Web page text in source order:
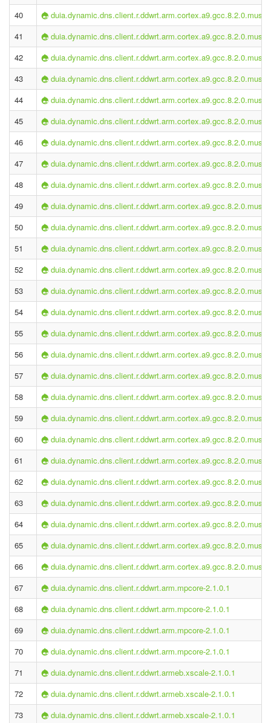
40
duia.dynamic.dns.client.r.ddwrt.arm.cortex.a9.gcc.8.2.0.musl-
41
duia.dynamic.dns.client.r.ddwrt.arm.cortex.a9.gcc.8.2.0.musl-
42
duia.dynamic.dns.client.r.ddwrt.arm.cortex.a9.gcc.8.2.0.musl-
43
duia.dynamic.dns.client.r.ddwrt.arm.cortex.a9.gcc.8.2.0.musl-
44
duia.dynamic.dns.client.r.ddwrt.arm.cortex.a9.gcc.8.2.0.musl-
45
duia.dynamic.dns.client.r.ddwrt.arm.cortex.a9.gcc.8.2.0.musl-
46
duia.dynamic.dns.client.r.ddwrt.arm.cortex.a9.gcc.8.2.0.musl-
47
duia.dynamic.dns.client.r.ddwrt.arm.cortex.a9.gcc.8.2.0.musl-
48
duia.dynamic.dns.client.r.ddwrt.arm.cortex.a9.gcc.8.2.0.musl-
49
duia.dynamic.dns.client.r.ddwrt.arm.cortex.a9.gcc.8.2.0.musl-
50
duia.dynamic.dns.client.r.ddwrt.arm.cortex.a9.gcc.8.2.0.musl-
51
duia.dynamic.dns.client.r.ddwrt.arm.cortex.a9.gcc.8.2.0.musl-
52
duia.dynamic.dns.client.r.ddwrt.arm.cortex.a9.gcc.8.2.0.musl-
53
duia.dynamic.dns.client.r.ddwrt.arm.cortex.a9.gcc.8.2.0.musl-
54
duia.dynamic.dns.client.r.ddwrt.arm.cortex.a9.gcc.8.2.0.musl-
55
duia.dynamic.dns.client.r.ddwrt.arm.cortex.a9.gcc.8.2.0.musl-
56
duia.dynamic.dns.client.r.ddwrt.arm.cortex.a9.gcc.8.2.0.musl-
57
duia.dynamic.dns.client.r.ddwrt.arm.cortex.a9.gcc.8.2.0.musl-
58
duia.dynamic.dns.client.r.ddwrt.arm.cortex.a9.gcc.8.2.0.musl-
59
duia.dynamic.dns.client.r.ddwrt.arm.cortex.a9.gcc.8.2.0.musl-
60
duia.dynamic.dns.client.r.ddwrt.arm.cortex.a9.gcc.8.2.0.musl-
61
duia.dynamic.dns.client.r.ddwrt.arm.cortex.a9.gcc.8.2.0.musl-
62
duia.dynamic.dns.client.r.ddwrt.arm.cortex.a9.gcc.8.2.0.musl-
63
duia.dynamic.dns.client.r.ddwrt.arm.cortex.a9.gcc.8.2.0.musl-
64
duia.dynamic.dns.client.r.ddwrt.arm.cortex.a9.gcc.8.2.0.musl-
65
duia.dynamic.dns.client.r.ddwrt.arm.cortex.a9.gcc.8.2.0.musl-
66
duia.dynamic.dns.client.r.ddwrt.arm.cortex.a9.gcc.8.2.0.musl-
67
duia.dynamic.dns.client.r.ddwrt.arm.mpcore-2.1.0.1
68
duia.dynamic.dns.client.r.ddwrt.arm.mpcore-2.1.0.1
69
duia.dynamic.dns.client.r.ddwrt.arm.mpcore-2.1.0.1
70
duia.dynamic.dns.client.r.ddwrt.arm.mpcore-2.1.0.1
71
duia.dynamic.dns.client.r.ddwrt.armeb.xscale-2.1.0.1
72
duia.dynamic.dns.client.r.ddwrt.armeb.xscale-2.1.0.1
73
duia.dynamic.dns.client.r.ddwrt.armeb.xscale-2.1.0.1